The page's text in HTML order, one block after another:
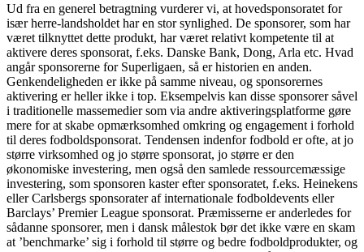
Ud fra en generel betragtning vurderer vi, at hovedsponsoratet for
især herre-landsholdet har en stor synlighed. De sponsorer, som har
været tilknyttet dette produkt, har været relativt kompetente til at
aktivere deres sponsorat, f.eks. Danske Bank, Dong, Arla etc. Hvad
angår sponsorerne for Superligaen, så er historien en anden.
Genkendeligheden er ikke på samme niveau, og sponsorernes
aktivering er heller ikke i top. Eksempelvis kan disse sponsorer såvel
i traditionelle massemedier som via andre aktiveringsplatforme gøre
mere for at skabe opmærksomhed omkring og engagement i forhold
til deres fodboldsponsorat. Tendensen indenfor fodbold er ofte, at jo
større virksomhed og jo større sponsorat, jo større er den
økonomiske investering, men også den samlede ressourcemæssige
investering, som sponsoren kaster efter sponsoratet, f.eks. Heinekens
eller Carlsbergs sponsorater af internationale fodboldevents eller
Barclays’ Premier League sponsorat. Præmisserne er anderledes for
sådanne sponsorer, men i dansk målestok bør det ikke være en skam
at ’benchmarke’ sig i forhold til større og bedre fodboldprodukter, og